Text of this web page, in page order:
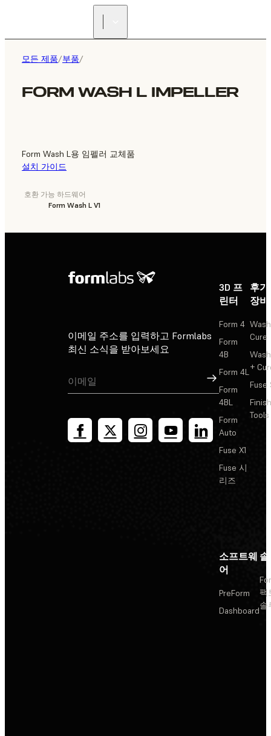
모든 제품/부품/
FORM WASH L IMPELLER
Form Wash L용 임펠러 교체품
설치 가이드
호환 가능 하드웨어
Form Wash L V1
이메일 주소를 입력하고 Formlabs
최신 소식을 받아보세요
가입
3D 프
린터
Form 4
Form
4B
Form 4L
Form
4BL
Form
Auto
Fuse X1
Fuse 시
리즈
후
장비
Cure
+
Fuse
Tools
소프트웨
어
PreForm
Dashboard
팩
솔